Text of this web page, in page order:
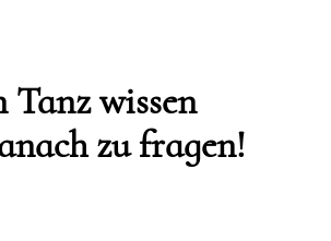
Tanz wissen
zu fragen!